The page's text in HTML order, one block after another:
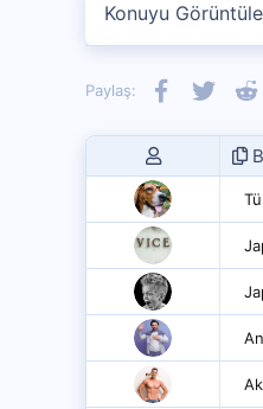
Konuyu
Paylaş: Facebook
Twitter